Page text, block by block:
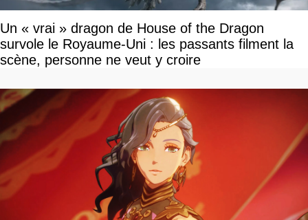
Un « vrai » dragon de House of the Dragon
survole le Royaume-Uni : les passants filment la
scène, personne ne veut y croire